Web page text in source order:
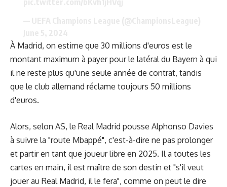
À Madrid, on estime que 30 millions d'euros est le
montant maximum à payer pour le latéral du Bayern à qui
il ne reste plus qu'une seule année de contrat, tandis
que le club allemand réclame toujours 50 millions
d'euros.
Alors, selon AS, le Real Madrid pousse Alphonso Davies
à suivre la "route Mbappé", c'est-à-dire ne pas prolonger
et partir en tant que joueur libre en 2025. Il a toutes les
cartes en main, il est maître de son destin et "s'il veut
jouer au Real Madrid, il le fera", comme on peut le dire